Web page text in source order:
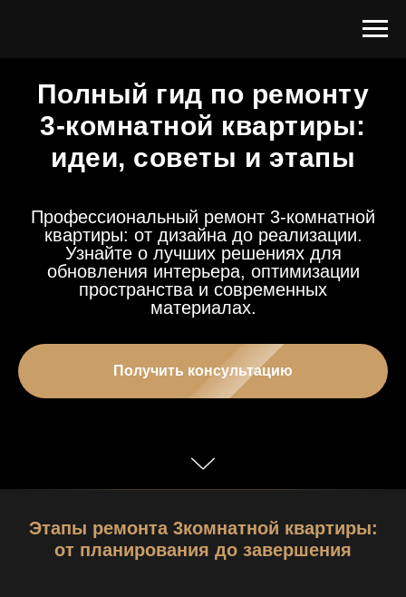
Полный гид по ремонту
3-комнатной квартиры:
идеи, советы и этапы
Профессиональный ремонт 3-комнатной
квартиры: от дизайна до реализации.
Узнайте о лучших решениях для
обновления интерьера, оптимизации
пространства и современных
материалах.
Получить консультацию
Этапы ремонта 3комнатной квартиры:
от планирования до завершения